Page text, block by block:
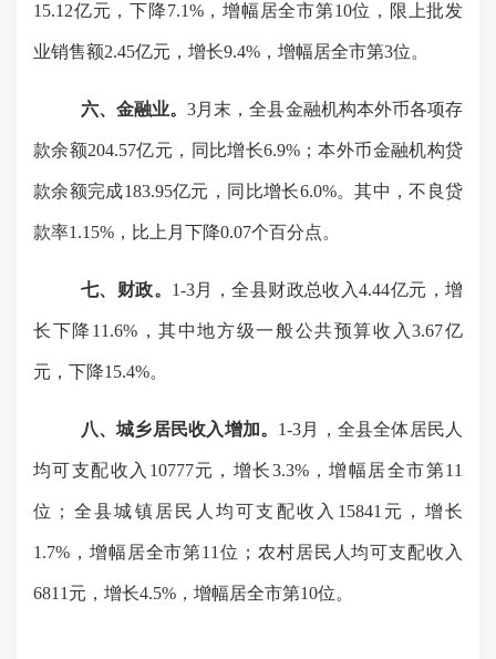
15.12亿元，下降7.1%，增幅居全市第10位，限上批发
业销售额2.45亿元，增长9.4%，增幅居全市第3位。
六、 金融业。3月末，全县金融机构本外币各项存
款余额204.57亿元，同比增长6.9%；本外币金融机构贷
款余额完成183.95亿元，同比增长6.0%。其中 ，不良贷
款率1.15%，比上月下降0.07个百分点。
七、财政。 1-3月，全县财政总收入4.44亿元，增
长下降11.6%，其中地方级一般公共预算收入3.67亿
元，下降15.4%。
八、城乡居民收入增加。 1-3月，全县全体居民人
均可支配收入10777元，增长3.3%，增幅居全市第11
位；全县城镇居民人均可支配收入 15841 元，增长
1.7%，增幅居全市第11位；农村居民人均可支配收入
6811元，增长4.5%，增幅居全市第10位。